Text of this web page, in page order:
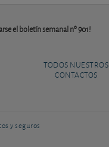
el boletín semanal nº 901!
TODOS NUESTROS
CONTACTOS
y seguros